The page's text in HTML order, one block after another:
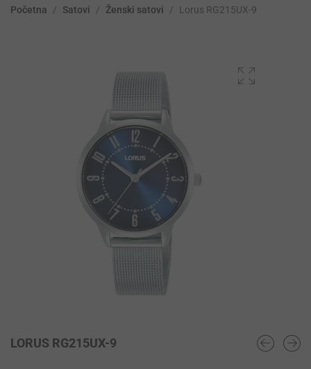
Početna / Satovi / Ženski satovi / Lorus RG215UX-9
LORUS RG215UX-9